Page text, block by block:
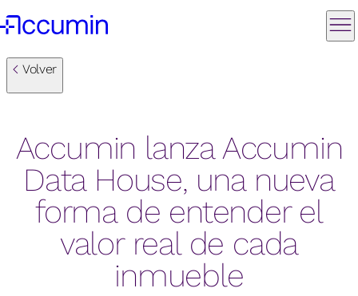
Volver
Accumin lanza Accumin
Data House, una nueva
forma de entender el
valor real de cada
inmueble